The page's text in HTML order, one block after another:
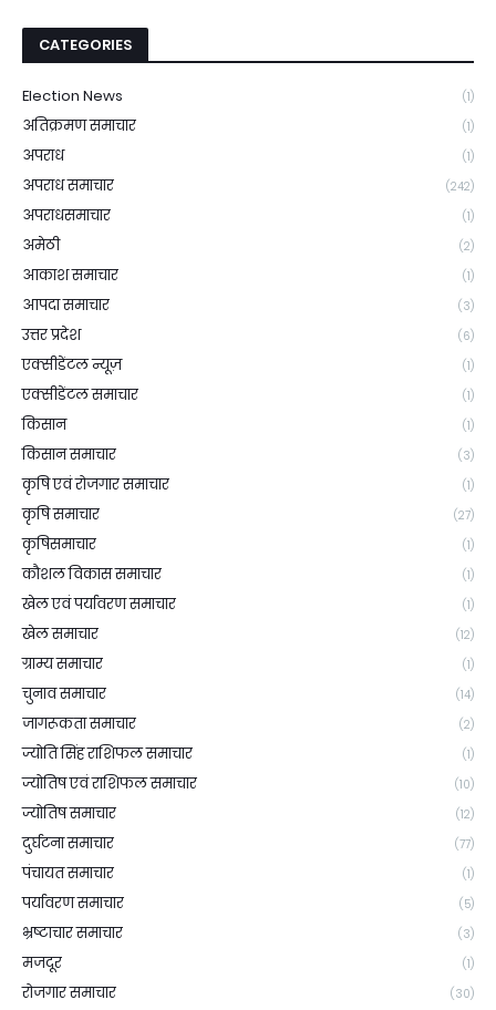
CATEGORIES
Election News (1)
अतिक्रमण समाचार (1)
अपराध (1)
अपराध समाचार (242)
अपराधसमाचार (1)
अमेठी (2)
आकाश समाचार (1)
आपदा समाचार (3)
उत्तर प्रदेश (6)
एक्सीडेंटल न्यूज़ (1)
एक्सीडेंटल समाचार (1)
किसान (1)
किसान समाचार (3)
कृषि एवं रोजगार समाचार (1)
कृषि समाचार (27)
कृषिसमाचार (1)
कौशल विकास समाचार (1)
खेल एवं पर्यावरण समाचार (1)
खेल समाचार (12)
ग्राम्य समाचार (1)
चुनाव समाचार (14)
जागरूकता समाचार (2)
ज्योति सिंह राशिफल समाचार (1)
ज्योतिष एवं राशिफल समाचार (10)
ज्योतिष समाचार (12)
दुर्घटना समाचार (77)
पंचायत समाचार (1)
पर्यावरण समाचार (5)
भ्रष्टाचार समाचार (3)
मजदूर (1)
रोजगार समाचार (30)